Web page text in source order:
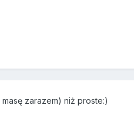
zarazem) niż proste:)